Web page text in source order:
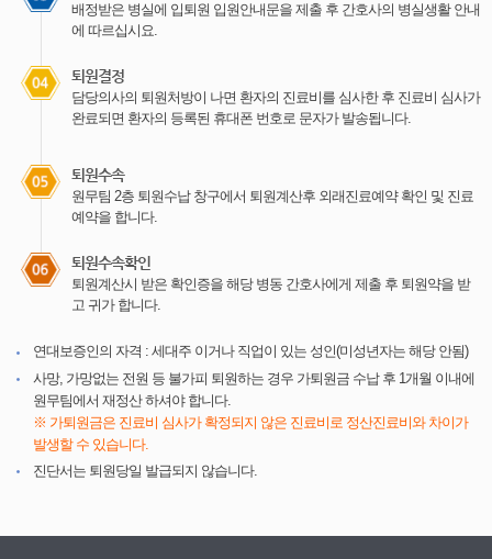
배정받은 병실에 입퇴원 입원안내문을 제출 후 간호사의 병실생활 안내
에 따르십시요.
퇴원결정
담당의사의 퇴원처방이 나면 환자의 진료비를 심사한 후 진료비 심사가
완료되면 환자의 등록된 휴대폰 번호로 문자가 발송됩니다.
퇴원수속
원무팀 2층 퇴원수납 창구에서 퇴원계산후 외래진료예약 확인 및 진료
예약을 합니다.
퇴원수속확인
퇴원계산시 받은 확인증을 해당 병동 간호사에게 제출 후 퇴원약을 받
고 귀가 합니다.
연대보증인의 자격 : 세대주 이거나 직업이 있는 성인(미성년자는 해당 안됨)
사망, 가망없는 전원 등 불가피 퇴원하는 경우 가퇴원금 수납 후 1개월 이내에
원무팀에서 재정산 하셔야 합니다.
※ 가퇴원금은 진료비 심사가 확정되지 않은 진료비로 정산진료비와 차이가
발생할 수 있습니다.
진단서는 퇴원당일 발급되지 않습니다.